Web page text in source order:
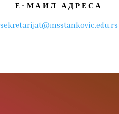
Е-МАИЛ АДРЕСА
sekretarijat@msstankovic.edu.rs